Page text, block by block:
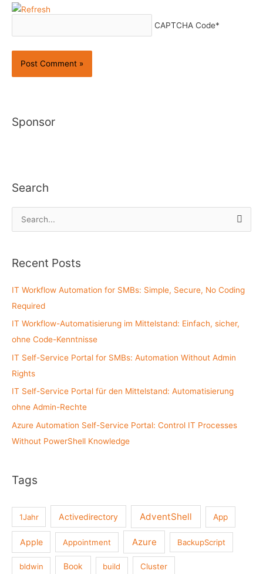
CAPTCHA Code*
Sponsor
Search
e
r
h
f
o
r
:
Recent Posts
IT Workflow Automation for SMBs: Simple, Secure, No Coding
Required
IT Workflow-Automatisierung im Mittelstand: Einfach, sicher,
ohne Code-Kenntnisse
IT Self-Service Portal for SMBs: Automation Without Admin
Rights
IT Self-Service Portal für den Mittelstand: Automatisierung
ohne Admin-Rechte
Azure Automation Self-Service Portal: Control IT Processes
Without PowerShell Knowledge
Tags
1Jahr Activedirectory AdventShell App
Apple Appointment Azure BackupScript
bldwin Book build Cluster